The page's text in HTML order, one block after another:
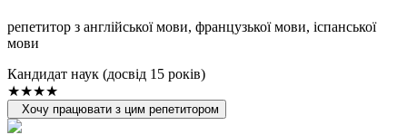
репетитор з англійської мови, французької мови, іспанської
мови
Кандидат наук (досвід 15 років)
★★★★
Хочу працювати з цим репетитором